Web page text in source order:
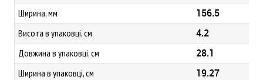
Ширина, мм 156.5
Висота в упаковці, см 4.2
Довжина в упаковці, см 28.1
Ширина в упаковці, см 19.27